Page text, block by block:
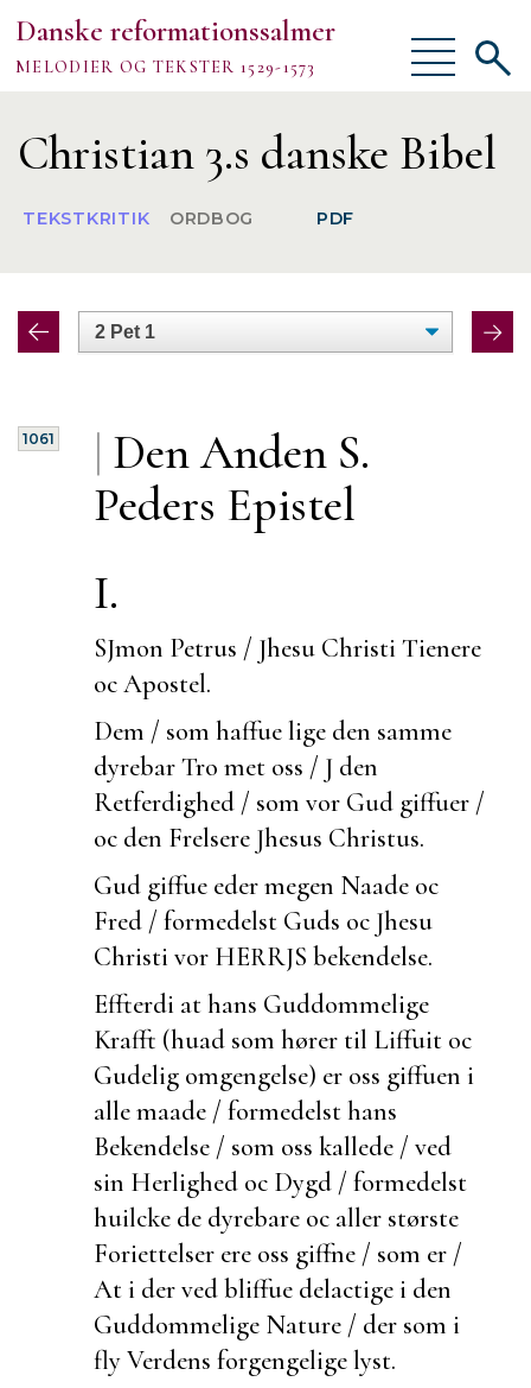
Danske reformationssalmer
MELODIER OG TEKSTER 1529-1573
Vis/skjul
menu
Om
TEKSTER
MELODIER
Vis/
Christian 3.s danske Bibel
TEKSTKRITIK ORDBOG PDF
|
1061
Den Anden S.
Peders Epistel
I.
SJmon Petrus / Jhesu Christi Tienere
oc Apostel.
Dem / som haffue lige den samme
dyrebar Tro met oss / J den
Retferdighed / som vor Gud giffuer /
oc den Frelsere Jhesus Christus.
Gud giffue eder megen Naade oc
Fred / formedelst Guds oc Jhesu
Christi vor HERRJS bekendelse.
Effterdi at hans Guddommelige
Krafft (huad som hører til Liffuit oc
Gudelig omgengelse) er oss giffuen i
alle maade / formedelst hans
Bekendelse / som oss kallede / ved
sin Herlighed oc Dygd / formedelst
huilcke de dyrebare oc aller største
Foriettelser ere oss giffne / som er /
At i der ved bliffue delactige i den
Guddommelige Nature / der som i
fly Verdens forgengelige lyst.